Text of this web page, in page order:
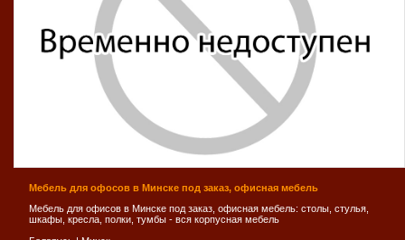
Мебель для офосов в Минске под заказ, офисная мебель
Мебель для офисов в Минске под заказ, офисная мебель: столы, стулья,
шкафы, кресла, полки, тумбы - вся корпусная мебель